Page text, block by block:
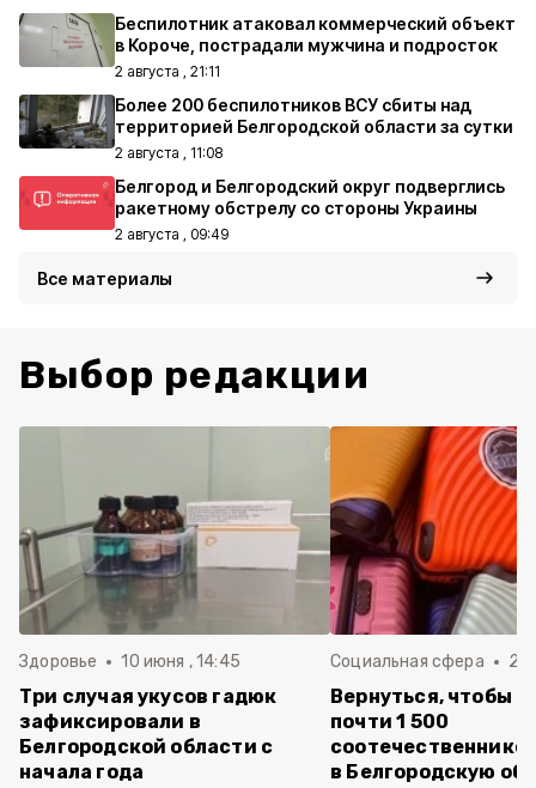
Беспилотник атаковал коммерческий объект
в Короче, пострадали мужчина и подросток
2 августа , 21:11
Более 200 беспилотников ВСУ сбиты над
территорией Белгородской области за сутки
2 августа , 11:08
Белгород и Белгородский округ подверглись
ракетному обстрелу со стороны Украины
2 августа , 09:49
Все материалы
Выбор редакции
Здоровье 10 июня , 14:45
Три случая укусов гадюк
зафиксировали в
Белгородской области с
начала года
Социальная сфера 20
Вернуться, чтобы
почти 1 500
в Белгородскую